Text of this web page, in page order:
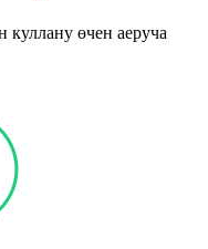
куллану өчен аеруча